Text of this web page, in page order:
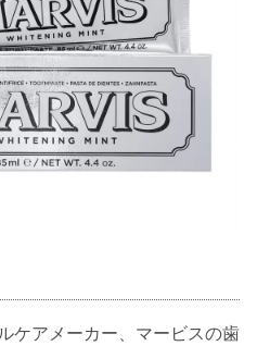
ケアメーカー、マービスの歯